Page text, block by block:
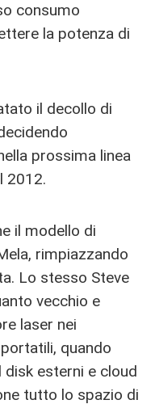
consumo
la potenza di
il decollo di
prossima linea
2012.
il modello di
rimpiazzando
Lo stesso Steve
vecchio e
laser nei
quando
esterni e cloud
tutto lo spazio di